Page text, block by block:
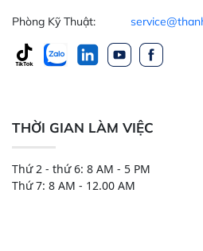
Phòng Kỹ Thuật:
THỜI GIAN LÀM VIỆC
Thứ 2 - thứ 6: 8 AM - 5 PM
Thứ 7: 8 AM - 12.00 AM